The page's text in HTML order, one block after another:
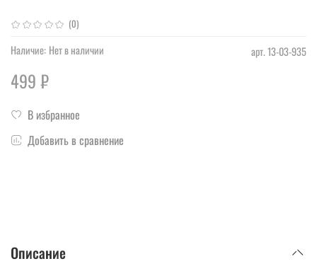
(0)
арт.13-03-935
Наличие: Нет в наличии
499 ₽
В избранное
Добавить в сравнение
Описание